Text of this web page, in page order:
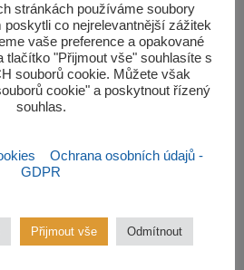
když se samy ptají,
jim přiměřené
pro ně důležité.
nekladou. Dětství je
co je pro nás důležité.
stránkách používáme soubory
co nejrelevantnější zážitek
vaše preference a opakované
tlačítko "Přijmout vše" souhlasíte s
souborů cookie. Můžete však
cookie" a poskytnout řízený
souhlas.‎
Ochrana osobních údajů -
GDPR
Přijmout vše Odmítnout